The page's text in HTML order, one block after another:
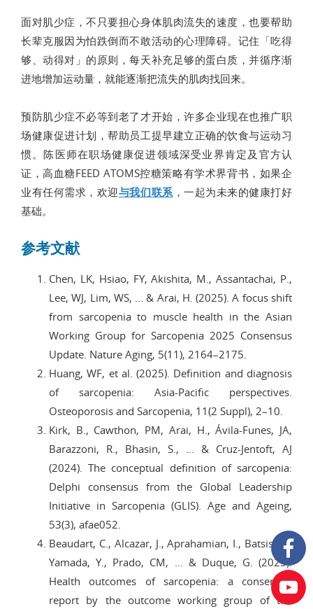
面对肌少症，不只要担心身体肌肉流失的速度，也要帮助
长辈克服因为怕跌倒而不敢活动的心理障碍。记住「吃得
够、动得对」的原则，每天补充足够的蛋白质，并循序渐
进地增加运动量，就能逐渐把流失的肌肉找回来。
预防肌少症不必等到老了才开始，许多企业现在也推广职
场健康促进计划，帮助员工提早建立正确的饮食与运动习
惯。陈医师在职场健康促进领域深受业界肯定及官方认
证，高血糖FEED ATOMS控糖策略有学术界背书，如果企
业有任何需求，欢迎与我们联系 ，一起为未来的健康打好
基础。
参考文献
Chen, LK, Hsiao, FY, Akishita, M., Assantachai, P.,
Lee, WJ, Lim, WS, ... & Arai, H. (2025). A focus shift
from sarcopenia to muscle health in the Asian
Working Group for Sarcopenia 2025 Consensus
Update. Nature Aging, 5(11), 2164–2175.
Huang, WF, et al. (2025). Definition and diagnosis
of sarcopenia: Asia-Pacific perspectives.
Osteoporosis and Sarcopenia, 11(2 Suppl), 2–10.
Kirk, B., Cawthon, PM, Arai, H., Ávila-Funes, JA,
Barazzoni, R., Bhasin, S., ... & Cruz-Jentoft, AJ
(2024). The conceptual definition of sarcopenia:
Delphi consensus from the Global Leadership
Initiative in Sarcopenia (GLIS). Age and Ageing,
53(3), afae052.
Beaudart, C., Alcazar, J., Aprahamian, I., Batsis, JA,
Yamada, Y., Prado, CM, ... & Duque, G. (2025).
Health outcomes of sarcopenia: a consensus
report by the outcome working group of the